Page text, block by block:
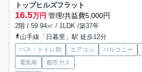
トップヒルズフラット
16.5万円 管理/共益費5,000円
2階 / 59.94㎡ / 1LDK /築37年
山手線「日暮里」駅 徒歩12分
バス・トイレ別 エアコン バルコニー
電気有
都市ガス